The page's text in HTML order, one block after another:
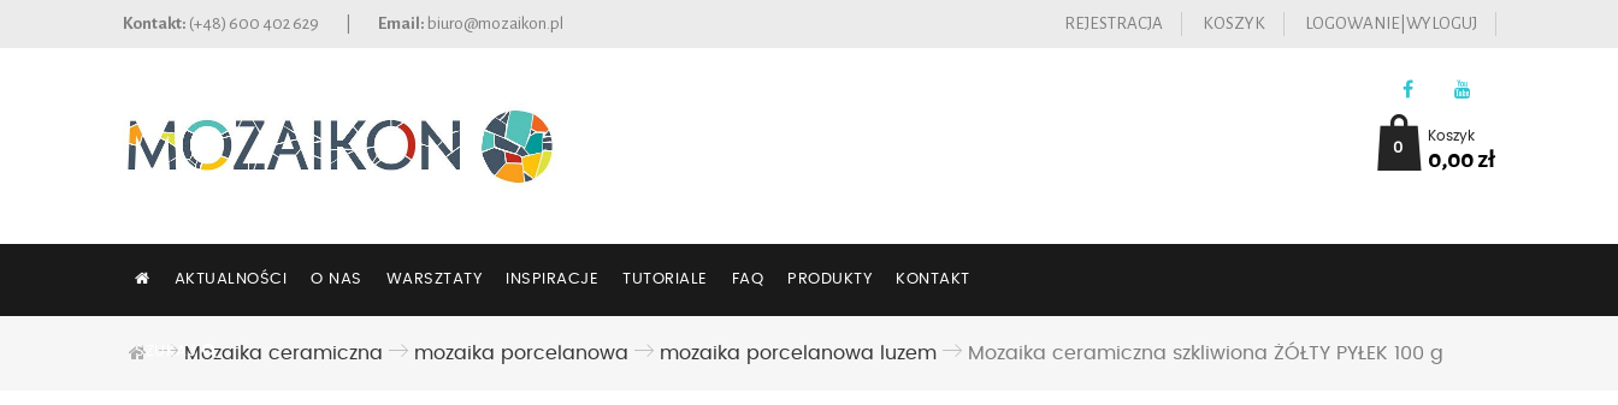
Kontakt: (+48) 600 402 629 Email: biuro@mozaikon.pl REJESTRACJA KOSZYK LOGOWANIE|WYLOGUJ
Koszyk
0,00zł
0
AKTUALNOŚCI O NAS WARSZTATY INSPIRACJE TUTORIALE FAQ PRODUKTY KONTAKT
SZUKAJMozaika ceramiczna mozaika porcelanowa mozaika porcelanowa luzem Mozaika ceramiczna szkliwiona ŻÓŁTY PYŁEK 100 g